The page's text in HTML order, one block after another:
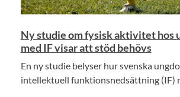
Ny studie om fysisk aktivitet hos
med IF visar att stöd behövs
En ny studie belyser hur svenska
intellektuell funktionsnedsättning (IF)